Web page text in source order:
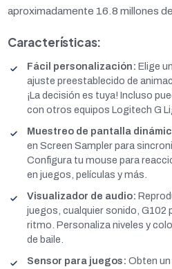
aproximadamente 16.8 millones
Características:
Fácil personalización: Elige
ajuste preestablecido de
¡La decisión es tuya! Incluso
con otros equipos Logitech G
Muestreo de pantalla
en Screen Sampler para
Configura tu mouse para
en juegos, películas y más.
Visualizador de audio:
juegos, cualquier sonido, G102
ritmo. Personaliza niveles y
de baile.
Sensor para juegos: Obten